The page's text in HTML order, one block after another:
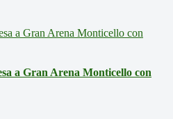
a Gran Arena Monticello con